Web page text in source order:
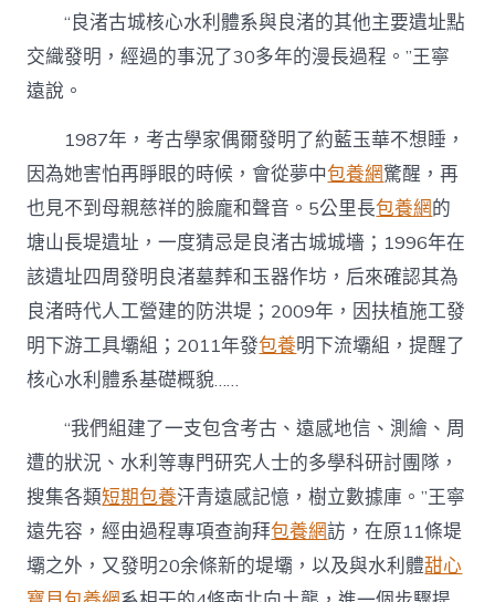
“良渚古城核心水利體系與良渚的其他主要遺址點
交織發明，經過的事況了30多年的漫長過程。”王寧
遠說。
1987年，考古學家偶爾發明了約藍玉華不想睡，
因為她害怕再睜眼的時候，會從夢中包養網驚醒，再
也見不到母親慈祥的臉龐和聲音。5公里長包養網的
塘山長堤遺址，一度猜忌是良渚古城城墻；1996年在
該遺址四周發明良渚墓葬和玉器作坊，后來確認其為
良渚時代人工營建的防洪堤；2009年，因扶植施工發
明下游工具壩組；2011年發包養明下流壩組，提醒了
核心水利體系基礎概貌……
“我們組建了一支包含考古、遠感地信、測繪、周
遭的狀況、水利等專門研究人士的多學科研討團隊，
搜集各類短期包養汗青遠感記憶，樹立數據庫。”王寧
遠先容，經由過程專項查詢拜包養網訪，在原11條堤
壩之外，又發明20余條新的堤壩，以及與水利體甜心